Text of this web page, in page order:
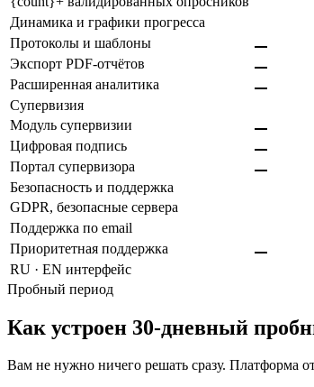
Динамика и графики прогресса
Протоколы и шаблоны
Экспорт PDF-отчётов
Расширенная аналитика
Супервизия
Модуль супервизии
Цифровая подпись
Портал супервизора
Безопасность и поддержка
GDPR, безопасные сервера
Поддержка по email
Приоритетная поддержка
RU · EN интерфейс
Пробный период
Как устроен 30-дневный
Вам не нужно ничего решать сразу. Платформа